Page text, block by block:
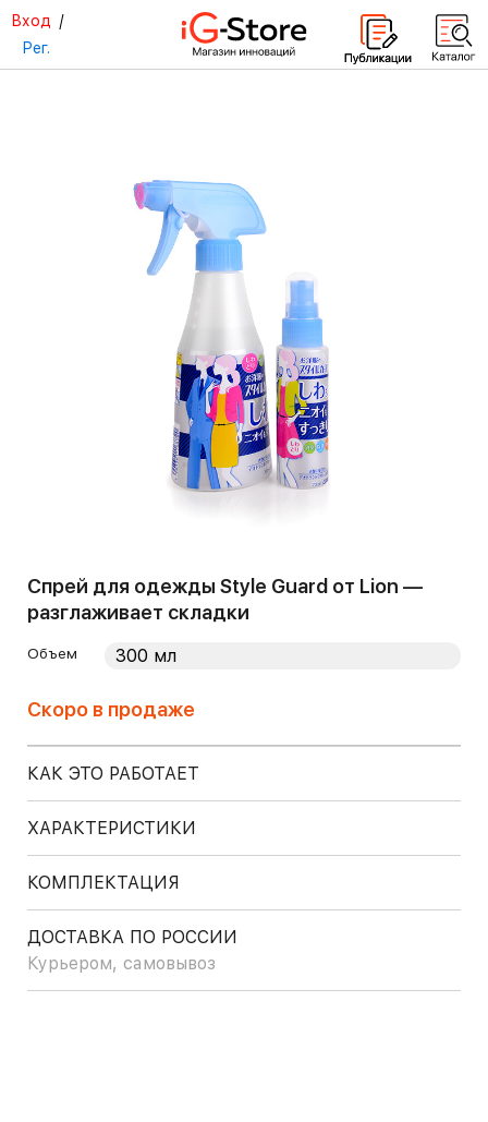
Вход /
Рег.
Спрей для одежды Style Guard от Lion —
разглаживает складки
Объем
Скоро в продаже
КАК ЭТО РАБОТАЕТ
ХАРАКТЕРИСТИКИ
КОМПЛЕКТАЦИЯ
ДОСТАВКА ПО РОССИИ
Курьером, самовывоз